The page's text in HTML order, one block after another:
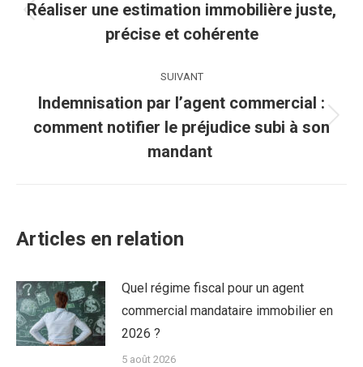
Article
précédent
Réaliser une estimation immobilière juste,
précise et cohérente
SUIVANT
Article
suivant
Indemnisation par l’agent commercial :
comment notifier le préjudice subi à son
mandant
Articles en relation
Quel régime fiscal pour un agent
commercial mandataire immobilier en
2026 ?
5 août 2026